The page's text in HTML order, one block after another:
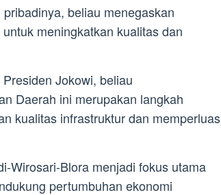
beliau menegaskan
meningkatkan kualitas dan
Jokowi, beliau
Daerah ini merupakan langkah
kualitas infrastruktur dan memperluas
Wirosari-Blora menjadi fokus utama
pertumbuhan ekonomi